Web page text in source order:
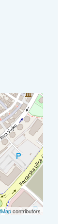
contributors